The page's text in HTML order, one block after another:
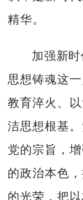
精华。
加强新
思想铸魂这
教育淬火、
洁思想根基
党的宗旨，
的政治本色
的光荣，把